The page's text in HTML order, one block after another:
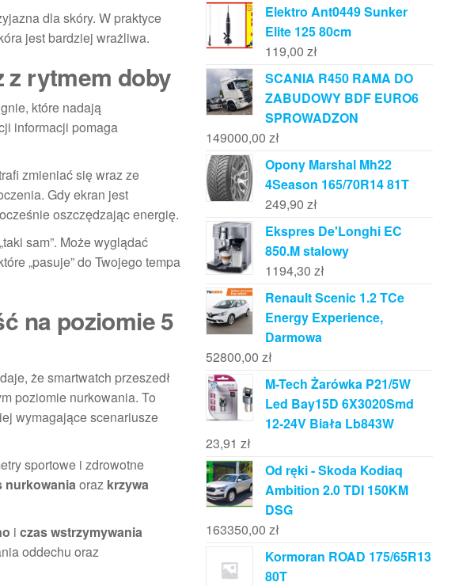
dla skóry. W praktyce
jest bardziej wrażliwa.
z rytmem doby
które nadają
informacji pomaga
zmieniać się wraz ze
Gdy ekran jest
oszczędzając energię.
sam”. Może wyglądać
„pasuje” do Twojego tempa
na poziomie 5
że smartwatch przeszedł
poziomie nurkowania. To
wymagające scenariusze
sportowe i zdrowotne
nurkowaniaoraz krzywa
i czas wstrzymywania
oddechu oraz
Elektro Ant0449 Sunker
Elite 125 80cm
119,00 zł
SCANIA R450 RAMA DO
ZABUDOWY BDF EURO6
SPROWADZON
149000,00 zł
Opony Marshal Mh22
4Season 165/70R14 81T
249,90 zł
Ekspres De'Longhi EC
850.M stalowy
1194,30 zł
Renault Scenic 1.2 TCe
Energy Experience,
Darmowa
52800,00 zł
M-Tech Żarówka P21/5W
Led Bay15D 6X3020Smd
12-24V Biała Lb843W
23,91 zł
Od ręki - Skoda Kodiaq
Ambition 2.0 TDI 150KM
DSG
163350,00 zł
Kormoran ROAD 175/65R13
80T